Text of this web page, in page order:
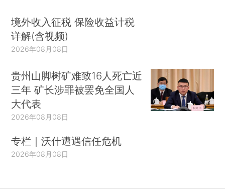
境外收入征税 保险收益计税
详解(含视频)
2026年08月08日
贵州山脚树矿难致16人死亡近
三年 矿长涉罪被罢免全国人
大代表
2026年08月08日
专栏｜沃什遭遇信任危机
2026年08月08日